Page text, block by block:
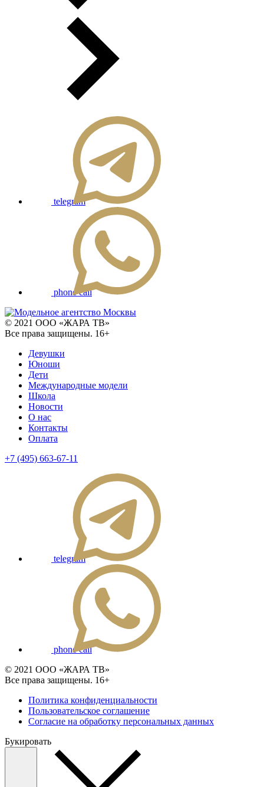
telegram
phone call
© 2021 ООО «ЖАРА ТВ»
Все права защищены. 16+
Девушки
Юноши
Дети
Международные модели
Школа
Новости
О нас
Контакты
Оплата
+7 (495) 663-67-11
telegram
phone call
© 2021 ООО «ЖАРА ТВ»
Все права защищены. 16+
Политика конфиденциальности
Пользовательское соглашение
Согласие на обработку персональных данных
Букировать